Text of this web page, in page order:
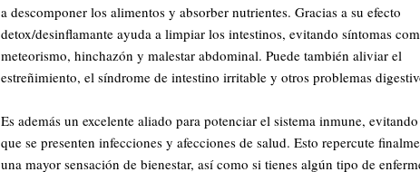
a descomponer los alimentos y absorber nutrientes. Gracias a su efecto
detox/desinflamante ayuda a limpiar los intestinos, evitando síntomas
meteorismo, hinchazón y malestar abdominal. Puede también aliviar el
estreñimiento, el síndrome de intestino irritable y otros problemas
Es además un excelente aliado para potenciar el sistema inmune,
que se presenten infecciones y afecciones de salud. Esto repercute
una mayor sensación de bienestar, así como si tienes algún tipo de